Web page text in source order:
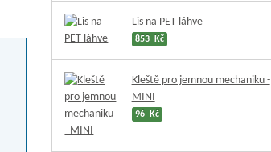
Lis na PET láhve
853 Kč
Kleště pro jemnou mechaniku -
MINI
96 Kč